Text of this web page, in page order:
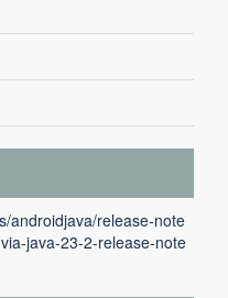
androidjava/release-note
java-23-2-release-note